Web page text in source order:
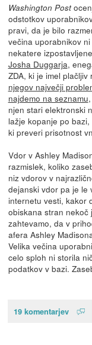
Washington Post
odstotkov
pravi, da je bilo
večina uporabnikov
nekatere
Josha Duggarja,
ZDA, ki je imel
njegov največji
najdemo na seznamu
njen stari elektronski
lažje kopanje po
ki preveri prisotnost
Vdor v Ashley
razmislek, koliko
niz vdorov v
dejanski vdor pa je le
internetu vesti, kakor
obiskana stran nekoč
zahtevamo, da v
afera Ashley
Velika večina
celo sploh ni storila
podatkov v bazi.
19 komentarjev